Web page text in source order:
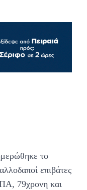
το
επιβάτες
79χρονη και